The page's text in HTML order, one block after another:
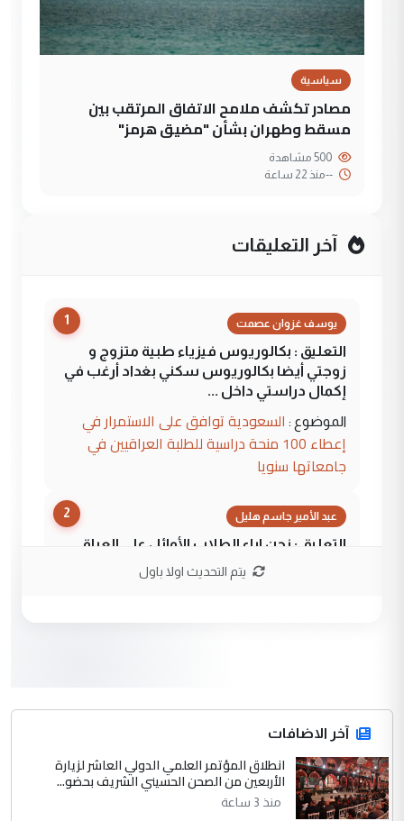
سياسية
مصادر تكشف ملامح الاتفاق المرتقب بين
مسقط وطهران بشأن "مضيق هرمز"
--منذ 22 ساعة
آخر التعليقات
1 يوسف غزوان عصمت
التعليق : بكالوريوس فيزياء طبية متزوج و
زوجتي أيضا بكالوريوس سكني بغداد أرغب في
إكمال دراستي داخل ...
الموضوع : السعودية توافق على الاستمرار في
إعطاء 100 منحة دراسية للطلبة العراقيين في
جامعاتها سنويا
2 عبد الأمير جاسم هليل
التعليق : نحن اباء الطلاب الأوائل على العراق
نتشرف بلقاء السيد احمد الصافي في العتبات
التعليق : قرار مستعجل جدا ولامصلحة فيه
للوزاره ولا للمواطن القرار الصائب يكون بعد
الاستماع للمدير ومغرفة ...
الموضوع :
وزير الصحة يعفي مدير مستشفى الكرخ
العام في بغداد
يتم التحديث اولا باول
آخر الاضافات
انطلاق المؤتمر العلمي الدولي العاشر لزيارة
الأربعين من الصحن الحسيني الشريف بحضو...
منذ 3 ساعة